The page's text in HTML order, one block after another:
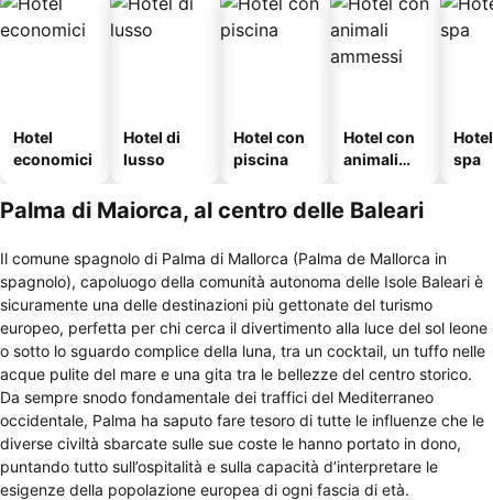
Hotel
economici
Hotel di
lusso
Hotel con
piscina
Hotel con
animali
spa
Palma di Maiorca, al centro delle Baleari
Il comune spagnolo di Palma di Mallorca (Palma de Mallorca in
spagnolo), capoluogo della comunità autonoma delle Isole Baleari è
sicuramente una delle destinazioni più gettonate del turismo
europeo, perfetta per chi cerca il divertimento alla luce del sol leone
o sotto lo sguardo complice della luna, tra un cocktail, un tuffo nelle
acque pulite del mare e una gita tra le bellezze del centro storico.
Da sempre snodo fondamentale dei traffici del Mediterraneo
occidentale, Palma ha saputo fare tesoro di tutte le influenze che le
diverse civiltà sbarcate sulle sue coste le hanno portato in dono,
puntando tutto sull’ospitalità e sulla capacità d’interpretare le
esigenze della popolazione europea di ogni fascia di età.